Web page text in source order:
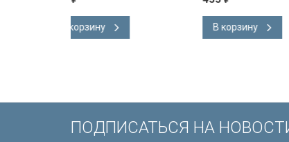
В корзину
Словарь,
подарочная
В корзину
ПОДПИСАТЬСЯ НА